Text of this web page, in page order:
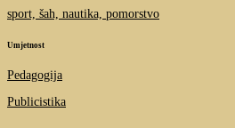
sport, šah, nautika, pomorstvo
Umjetnost
Pedagogija
Publicistika